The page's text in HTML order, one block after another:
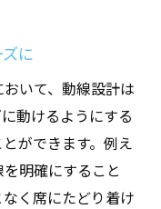
に
いて、動線設計は
動けるようにする
ができます。例え
明確にすること
く席にたどり着け